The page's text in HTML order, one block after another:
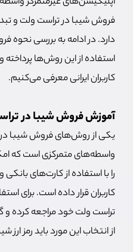
فروش شیبا در تراست ولت و
دارد. در ادامه به بررسی نحوه
استفاده از این روش‌ها پرداخته و
کاربران ایرانی معرفی می‌کنیم.
آموزش فروش شیبا در
یکی از روش‌های فروش شیبا در
واسطه‌های متمرکزی است که
را با استفاده از کارت‌های بانکی
کاربران قرار داده است. برای
از انتخاب این مورد باید رمز ارز